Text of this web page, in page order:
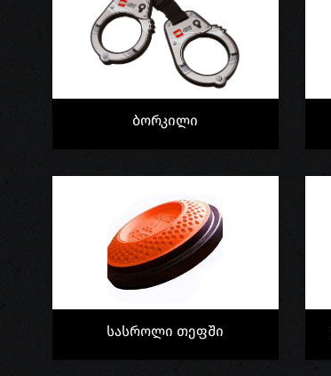
Ბორკილი
Სასროლი Თეფში